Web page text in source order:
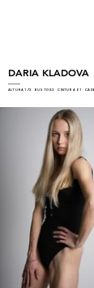
DARIA KLADOVA
ALTURA 1.72 BUSTO 82 CINTURA 61